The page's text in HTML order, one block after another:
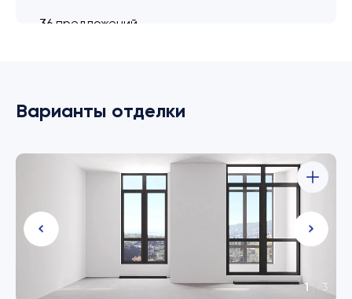
36 предложений
Варианты отделки
1 /3